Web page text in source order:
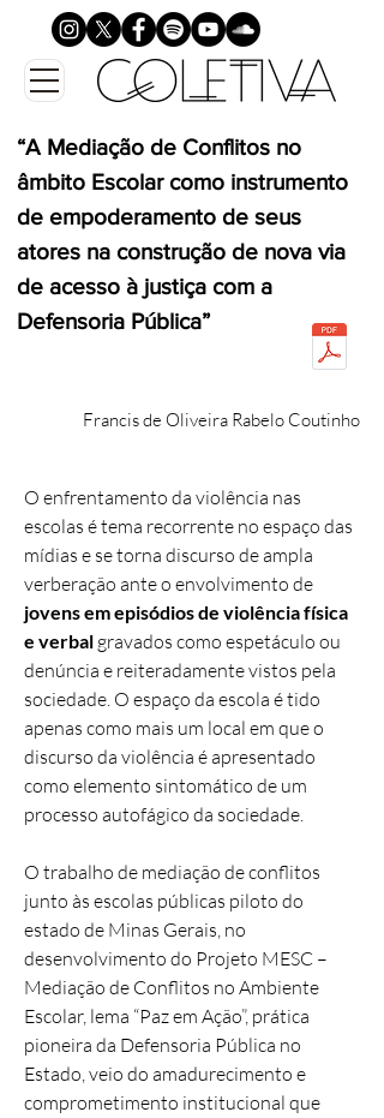
“A Mediação de Conflitos no
âmbito Escolar como instrumento
de empoderamento de seus
atores na construção de nova via
de acesso à justiça com a
Defensoria Pública”
Francis de Oliveira Rabelo Coutinho
O enfrentamento da violência nas
escolas é tema recorrente no espaço das
mídias e se torna discurso de ampla
verberação ante o envolvimento de
jovens em episódios de violência física
e verbal gravados como espetáculo ou
denúncia e reiteradamente vistos pela
sociedade. O espaço da escola é tido
apenas como mais um local em que o
discurso da violência é apresentado
como elemento sintomático de um
processo autofágico da sociedade.
O trabalho de mediação de conflitos
junto às escolas públicas piloto do
estado de Minas Gerais, no
desenvolvimento do Projeto MESC –
Mediação de Conflitos no Ambiente
Escolar, lema “Paz em Ação”, prática
pioneira da Defensoria Pública no
Estado, veio do amadurecimento e
comprometimento institucional que